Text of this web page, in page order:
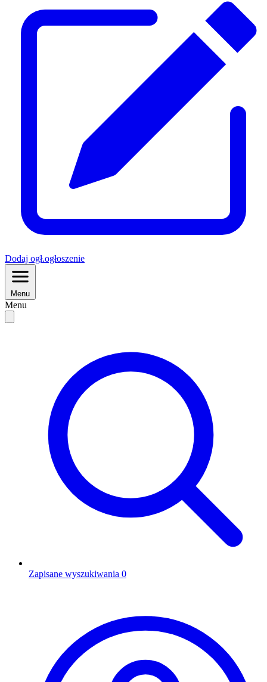
Dodaj ogł.ogłoszenie
Menu
Menu
Zapisane wyszukiwania 0